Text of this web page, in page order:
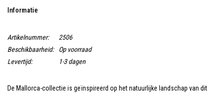
Informatie
Artikelnummer:
2506
Beschikbaarheid:
Op voorraad
Levertijd:
1-3 dagen
De Mallorca-collectie is geïnspireerd op het natuurlijke landschap van dit